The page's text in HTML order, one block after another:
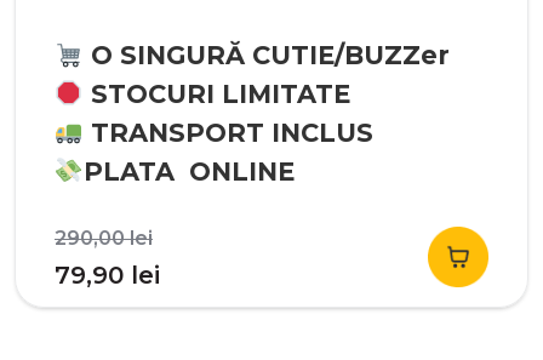
O SINGURĂ CUTIE/BUZZer
STOCURI LIMITATE
TRANSPORT INCLUS
PLATA ONLINE
290,00leiPrețul
inițial
a
79,90 lei
curent